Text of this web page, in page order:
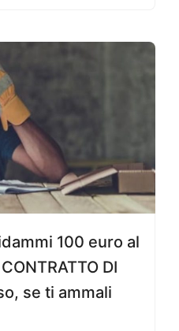
100 euro al
DI
se ti ammali